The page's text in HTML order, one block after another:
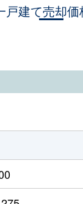
戸建て売却